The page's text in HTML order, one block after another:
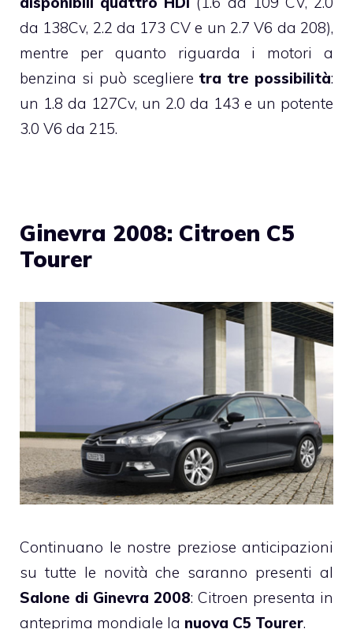
da 138Cv, 2.2 da 173 CV e un 2.7 V6 da 208),
mentre per quanto riguarda i motori a
benzina si può scegliere tra tre possibilità:
un 1.8 da 127Cv, un 2.0 da 143 e un potente
3.0 V6 da 215.
Ginevra 2008: Citroen C5
Tourer
Continuano le nostre preziose anticipazioni
su tutte le novità che saranno presenti al
Salone di Ginevra 2008: Citroen presenta in
anteprima mondiale la nuova C5 Tourer.